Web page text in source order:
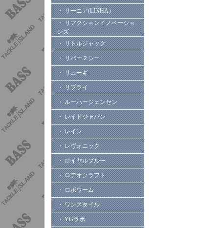
・ リーニア(LINHA）
・ リアクションイノベーショ
ンズ
・ リトルジャック
・ リバー２シー
・ リューギ
・ リプライ
・ ルーハージェンセン
・ レイドジャパン
・ レイン
・ レヴォニック
・ ロイヤルブルー
・ ロデオクラフト
・ ロボワーム
・ ワンスタイル
・ YGラボ